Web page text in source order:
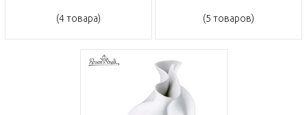
(4 товара) (5 товаров)